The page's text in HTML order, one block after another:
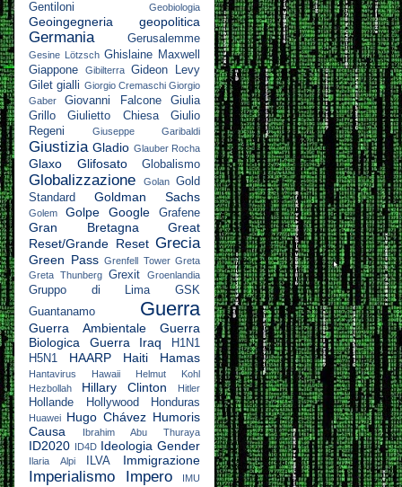
Gentiloni Geobiologia
Geoingegneria geopolitica
Germania Gerusalemme
Gesine Lötzsch Ghislaine Maxwell
Giappone
Gibilterra Gideon Levy
Gilet gialli Giorgio Cremaschi Giorgio
Gaber
Giovanni Falcone
Giulia
Grillo
Giulietto Chiesa
Giulio
Regeni
Giuseppe Garibaldi
Giustizia Gladio Glauber Rocha
Glaxo Glifosato Globalismo
Globalizzazione Golan Gold
Standard
Goldman Sachs
Golem Golpe Google Grafene
Gran Bretagna
Great
Reset/Grande Reset Grecia
Green Pass Grenfell Tower Greta
Greta Thunberg Grexit Groenlandia
Gruppo di Lima
GSK
Guantanamo
Guerra
Guerra Ambientale
Guerra
Biologica
Guerra Iraq
H1N1
H5N1
HAARP Haiti Hamas
Hantavirus Hawaii
Helmut Kohl
Hezbollah
Hillary Clinton Hitler
Hollande Hollywood Honduras
Huawei Hugo Chávez Humoris
Causa
Ibrahim Abu Thuraya
ID2020 ID4D Ideologia Gender
Ilaria Alpi ILVA Immigrazione
Imperialismo Impero IMU